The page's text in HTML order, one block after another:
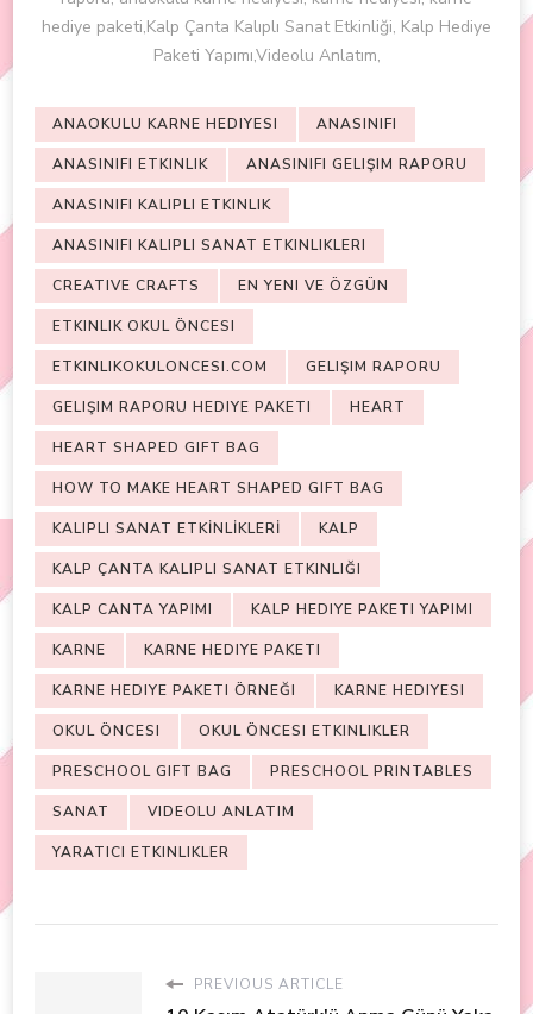
hediye paketi,Kalp Çanta Kalıplı Sanat Etkinliği, Kalp Hediye
Paketi Yapımı,Videolu Anlatım,
ANAOKULU KARNE HEDIYESI ANASINIFI
ANASINIFI ETKINLIK ANASINIFI GELIŞIM RAPORU
ANASINIFI KALIPLI ETKINLIK
ANASINIFI KALIPLI SANAT ETKINLIKLERI
CREATIVE CRAFTS EN YENI VE ÖZGÜN
ETKINLIK OKUL ÖNCESI
ETKINLIKOKULONCESI.COM GELIŞIM RAPORU
GELIŞIM RAPORU HEDIYE PAKETI HEART
HEART SHAPED GIFT BAG
HOW TO MAKE HEART SHAPED GIFT BAG
KALIPLI SANAT ETKİNLİKLERİ KALP
KALP ÇANTA KALIPLI SANAT ETKINLIĞI
KALP CANTA YAPIMI KALP HEDIYE PAKETI YAPIMI
KARNE KARNE HEDIYE PAKETI
KARNE HEDIYE PAKETI ÖRNEĞI KARNE HEDIYESI
OKUL ÖNCESI OKUL ÖNCESI ETKINLIKLER
PRESCHOOL GIFT BAG PRESCHOOL PRINTABLES
SANAT VIDEOLU ANLATIM
YARATICI ETKINLIKLER
PREVIOUS ARTICLE